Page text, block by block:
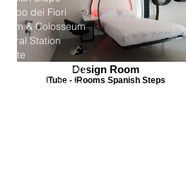
Design Room
iTube - iRooms Spanish Steps
Campo dei Fiori
Forum & Colosseum
Central Station
Offerte
Tariffe e Disponibilità
What to do in Rome